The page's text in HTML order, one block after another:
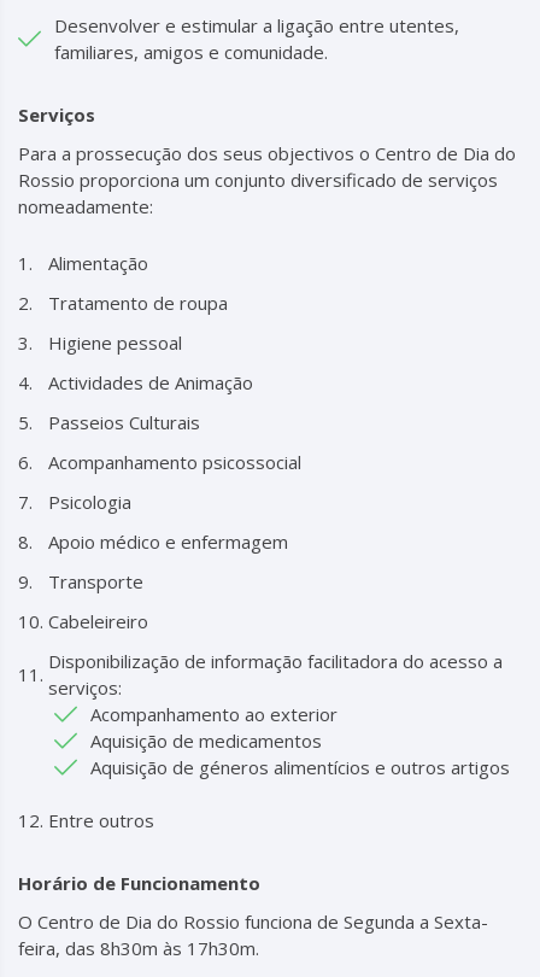
Desenvolver e estimular a ligação entre utentes,
familiares, amigos e comunidade.
Serviços
Para a prossecução dos seus objectivos o Centro de Dia do
Rossio proporciona um conjunto diversificado de serviços
nomeadamente:
Alimentação
Tratamento de roupa
Higiene pessoal
Actividades de Animação
Passeios Culturais
Acompanhamento psicossocial
Psicologia
Apoio médico e enfermagem
Transporte
Cabeleireiro
Disponibilização de informação facilitadora do acesso a
serviços:
Acompanhamento ao exterior
Aquisição de medicamentos
Aquisição de géneros alimentícios e outros artigos
Entre outros
Horário de Funcionamento
O Centro de Dia do Rossio funciona de Segunda a Sexta-
feira, das 8h30m às 17h30m.